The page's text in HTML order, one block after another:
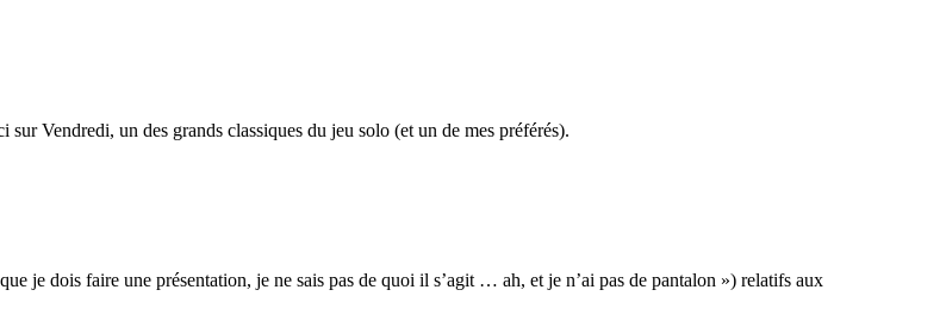
sur Vendredi, un des grands classiques du jeu solo (et un de mes préférés).
je dois faire une présentation, je ne sais pas de quoi il s’agit … ah, et je n’ai pas de pantalon ») relatifs aux